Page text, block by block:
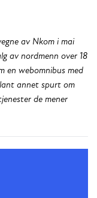
av Nkom i mai
av nordmenn over 18
en webomnibus med
annet spurt om
de mener